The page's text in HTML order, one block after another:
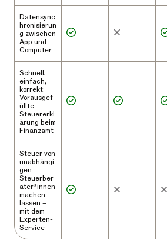
Datensync
hronisierun
g zwischen
App und
Computer
Schnell,
einfach,
korrekt:
Vorausgef
üllte
Steuererkl
ärung beim
Finanzamt
Steuer von
unabhängi
gen
Steuerber
ater*innen
machen
lassen –
mit dem
Experten-
Service